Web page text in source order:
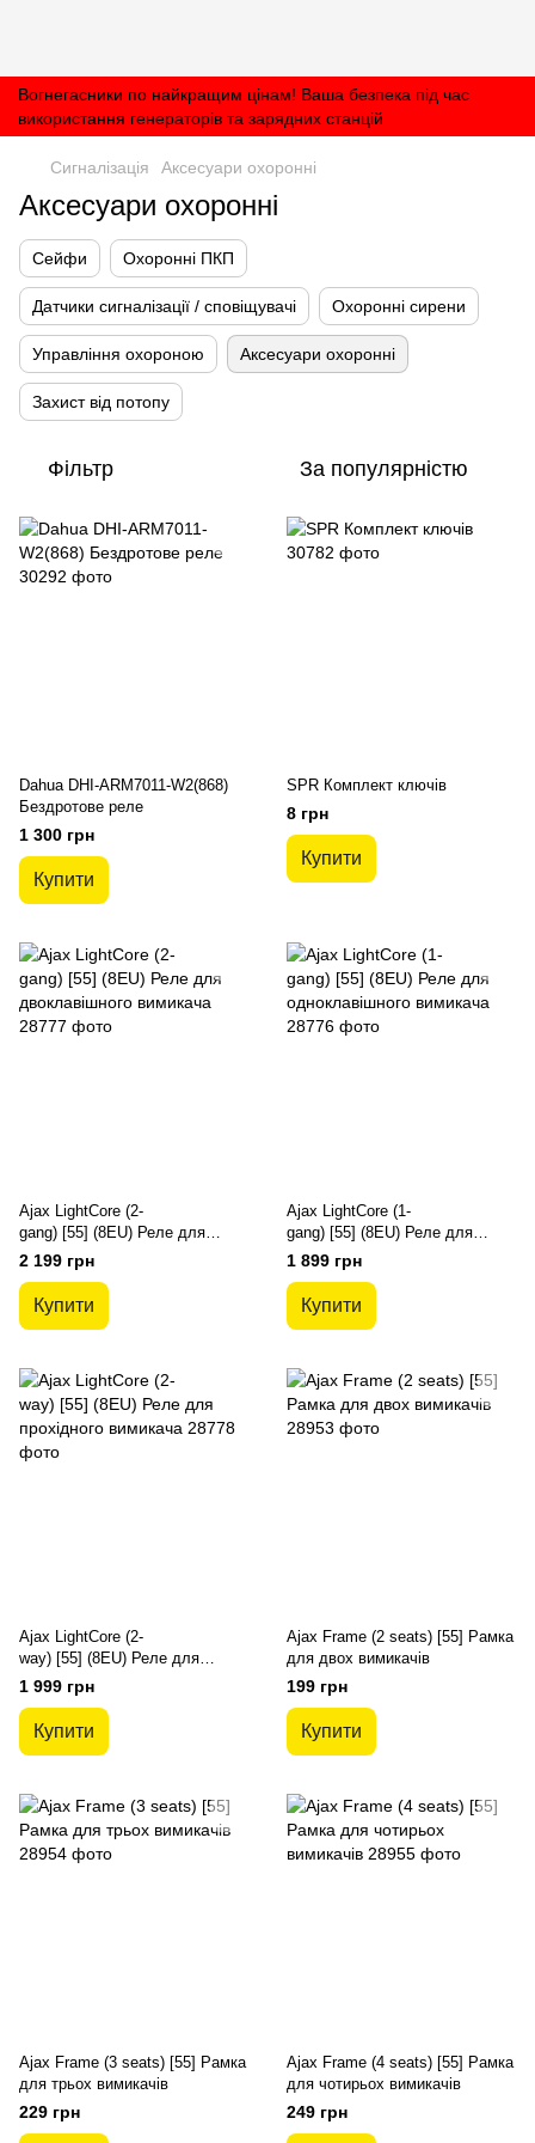
Вогнегасники по найкращим цінам! Ваша безпека під час
використання генераторів та зарядних станцій
Сигналізація Аксесуари охоронні
Аксесуари охоронні
Сейфи Охоронні ПКП
Датчики сигналізації / сповіщувачі Охоронні сирени
Управління охороною Аксесуари охоронні
Захист від потопу
Фільтр За популярністю
Dahua DHI-ARM7011-W2(868)
Бездротове реле
1 300 грн
Купити
SPR Комплект ключів
8 грн
Купити
Ajax LightCore (2-
gang) [55] (8EU) Реле для
двоклавішного вимикача
2 199 грн
Купити
Ajax LightCore (1-
gang) [55] (8EU) Реле для
одноклавішного вимикача
1 899 грн
Купити
Ajax LightCore (2-
way) [55] (8EU) Реле для
прохідного вимикача
1 999 грн
Купити
Ajax Frame (2 seats) [55] Рамка
для двох вимикачів
199 грн
Купити
Ajax Frame (3 seats) [55] Рамка
для трьох вимикачів
229 грн
Ajax Frame (4 seats) [55] Рамка
для чотирьох вимикачів
249 грн